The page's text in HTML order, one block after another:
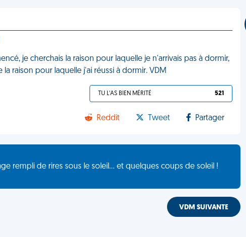
je cherchais la raison pour laquelle je n'arrivais pas à dormir,
raison pour laquelle j'ai réussi à dormir. VDM
TU L'AS BIEN MÉRITÉ 521
Reddit Tweet Partager
rempli de rires sous le soleil... et quelques coups de soleil !
VDM SUIVANTE